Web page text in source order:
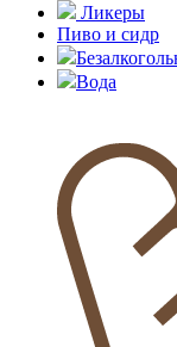
Ликеры
Пиво и сидр
Вода